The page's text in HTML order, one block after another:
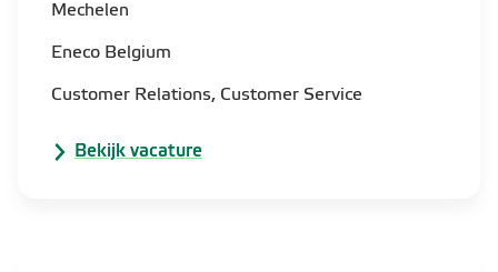
Mechelen
Eneco Belgium
Customer Relations, Customer Service
Bekijk vacature